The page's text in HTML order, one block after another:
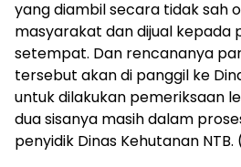
yang diambil secara tidak sah
masyarakat dan dijual kepada
setempat. Dan rencananya
tersebut akan di panggil ke
untuk dilakukan pemeriksaan
dua sisanya masih dalam
penyidik Dinas Kehutanan